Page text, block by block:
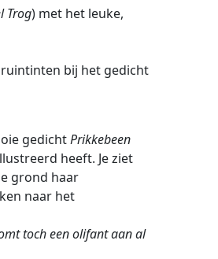
Trog) met het leuke,
bij het gedicht
gedichtPrikkebeen
heeft. Je ziet
grond haar
naar het
toch een olifant aan al